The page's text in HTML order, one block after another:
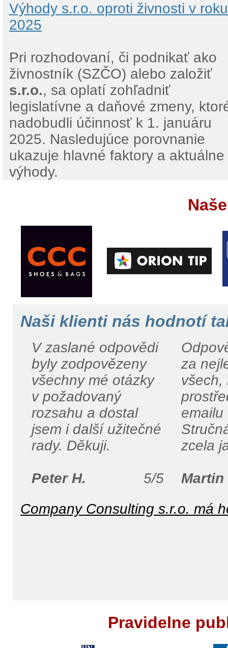
Výhody s.r.o. oproti živnosti v roku
2025
Pri rozhodovaní, či podnikať ako
živnostník (SZČO) alebo založiť
s.r.o., sa oplatí zohľadniť
legislatívne a daňové zmeny,
nadobudli účinnosť k 1. januáru
2025. Nasledujúce porovnanie
ukazuje hlavné faktory a aktuálne
výhody.
Naši klienti nás hodnotí
V zaslané odpovědi
byly zodpovězeny
všechny mé otázky
v požadovaný
rozsahu a dostal
jsem i další užitečné
rady. Děkuji.
5/5
Peter H.
za
všech,
emailu
zcela
Martin
Company Consulting s.r.o. má
Pravidelne